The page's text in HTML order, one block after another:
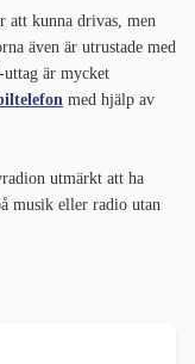
att kunna drivas, men
även är utrustade med
är mycket
med hjälp av
utmärkt att ha
musik eller radio utan